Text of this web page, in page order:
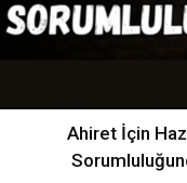
Ahiret İçin